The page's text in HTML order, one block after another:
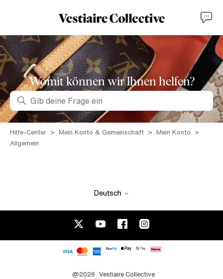
Womit können wir lhnen helfen?
Suche
Hilfe-Center Mein Konto & Gemeinschaft
Mein Konto
Allgemein
Deutsch
@2026 Vestiaire Collective